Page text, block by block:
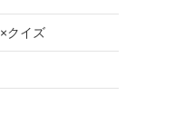
クイズ